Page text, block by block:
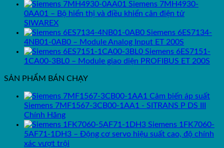
Siemens 7MH4930-
0AA01 – Bộ hiển thị và điều khiển cân điện tử
SIWAREX
Siemens 6ES7134-
4NB01-0AB0 – Module Analog Input ET 200S
Siemens 6ES7151-
1CA00-3BL0 – Module giao diện PROFIBUS ET 200S
SẢN PHẨM BÁN CHẠY
Cảm biến áp suất
Siemens 7MF1567-3CB00-1AA1 - SITRANS P DS III
Chính Hãng
Siemens 1FK7060-
5AF71-1DH3 – Động cơ servo hiệu suất cao, độ chính
xác vượt trội